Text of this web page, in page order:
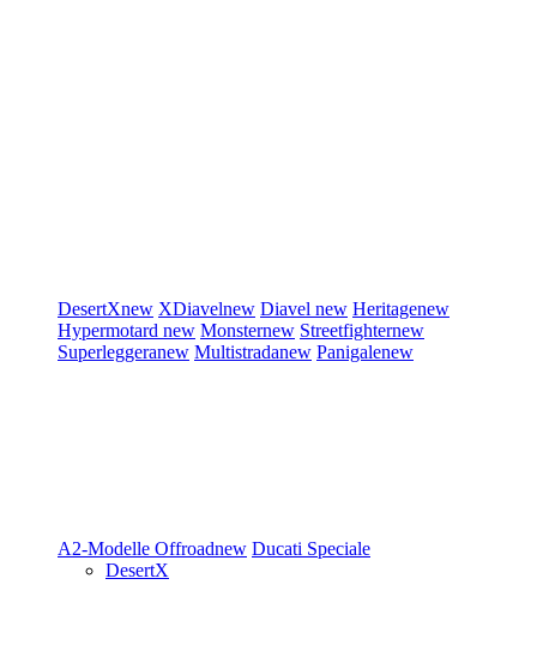
DesertXnew XDiavelnew Diavel new Heritagenew
Hypermotard new Monsternew Streetfighternew
Superleggeranew Multistradanew Panigalenew
A2-Modelle Offroadnew Ducati Speciale
DesertX